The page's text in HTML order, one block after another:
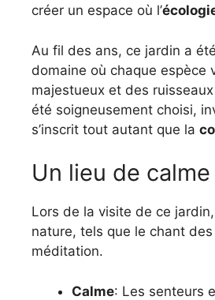
créer un espace où l’
Au fil des ans, ce jardin a
domaine où chaque espèce
majestueux et des
été soigneusement choisi,
s’inscrit tout autant que la
Un lieu de
Lors de la visite de ce
nature, tels que le chant
méditation.
Calme: Les senteurs